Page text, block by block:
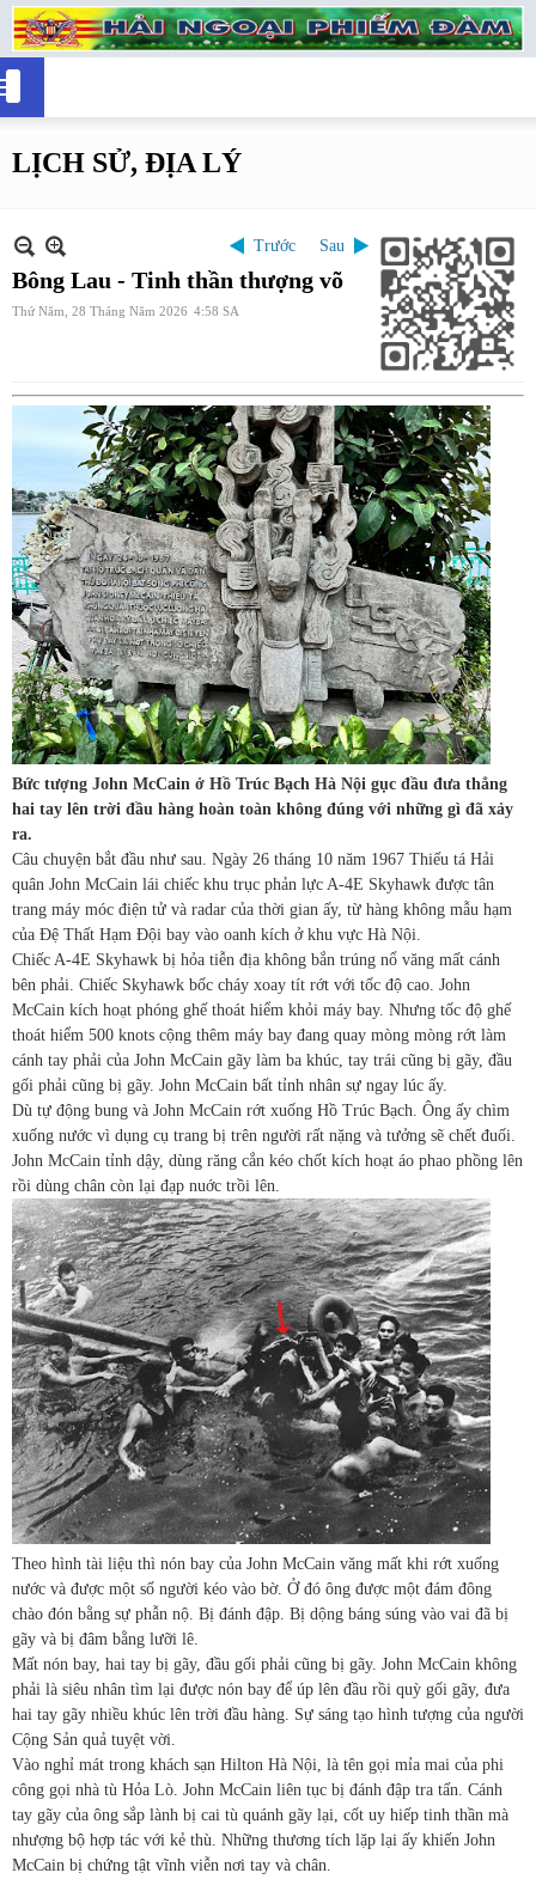
LỊCH SỬ, ĐỊA LÝ
Trước Sau
Bông Lau - Tinh thần thượng võ
Thứ Năm, 28 Tháng Năm 2026 4:58 SA
Bức tượng John McCain ở Hồ Trúc Bạch Hà Nội gục đầu đưa thẳng
hai tay lên trời đầu hàng hoàn toàn không đúng với những gì đã xảy
ra.
Câu chuyện bắt đầu như sau. Ngày 26 tháng 10 năm 1967 Thiếu tá Hải
quân John McCain lái chiếc khu trục phản lực A-4E Skyhawk được tân
trang máy móc điện tử và radar của thời gian ấy, từ hàng không mẫu hạm
của Đệ Thất Hạm Đội bay vào oanh kích ở khu vực Hà Nội.
Chiếc A-4E Skyhawk bị hỏa tiễn địa không bắn trúng nổ văng mất cánh
bên phải. Chiếc Skyhawk bốc cháy xoay tít rớt với tốc độ cao. John
McCain kích hoạt phóng ghế thoát hiểm khỏi máy bay. Nhưng tốc độ ghế
thoát hiểm 500 knots cộng thêm máy bay đang quay mòng mòng rớt làm
cánh tay phải của John McCain gãy làm ba khúc, tay trái cũng bị gãy, đầu
gối phải cũng bị gãy. John McCain bất tỉnh nhân sự ngay lúc ấy.
Dù tự động bung và John McCain rớt xuống Hồ Trúc Bạch. Ông ấy chìm
xuống nước vì dụng cụ trang bị trên người rất nặng và tưởng sẽ chết đuối.
John McCain tỉnh dậy, dùng răng cắn kéo chốt kích hoạt áo phao phồng lên
rồi dùng chân còn lại đạp nuớc trồi lên.
Theo hình tài liệu thì nón bay của John McCain văng mất khi rớt xuống
nước và được một số người kéo vào bờ. Ở đó ông được một đám đông
chào đón bằng sự phẫn nộ. Bị đánh đập. Bị dộng báng súng vào vai đã bị
gãy và bị đâm bằng lưỡi lê.
Mất nón bay, hai tay bị gãy, đầu gối phải cũng bị gãy. John McCain không
phải là siêu nhân tìm lại được nón bay để úp lên đầu rồi quỳ gối gãy, đưa
hai tay gãy nhiều khúc lên trời đầu hàng. Sự sáng tạo hình tượng của người
Cộng Sản quả tuyệt vời.
Vào nghỉ mát trong khách sạn Hilton Hà Nội, là tên gọi mỉa mai của phi
công gọi nhà tù Hỏa Lò. John McCain liên tục bị đánh đập tra tấn. Cánh
tay gãy của ông sắp lành bị cai tù quánh gãy lại, cốt uy hiếp tinh thần mà
nhượng bộ hợp tác với kẻ thù. Những thương tích lặp lại ấy khiến John
McCain bị chứng tật vĩnh viễn nơi tay và chân.